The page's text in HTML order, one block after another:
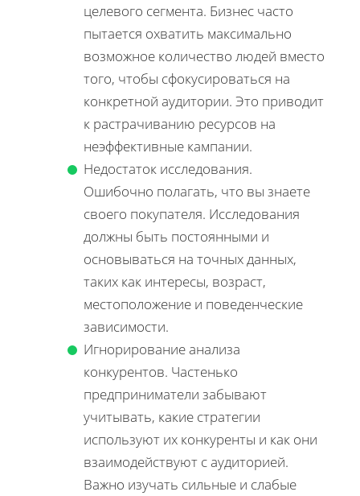
целевого сегмента. Бизнес часто
пытается охватить максимально
возможное количество людей вместо
того, чтобы сфокусироваться на
конкретной аудитории. Это приводит
к растрачиванию ресурсов на
неэффективные кампании.
Недостаток исследования.
Ошибочно полагать, что вы знаете
своего покупателя. Исследования
должны быть постоянными и
основываться на точных данных,
таких как интересы, возраст,
местоположение и поведенческие
зависимости.
Игнорирование анализа
конкурентов. Частенько
предприниматели забывают
учитывать, какие стратегии
используют их конкуренты и как они
взаимодействуют с аудиторией.
Важно изучать сильные и слабые